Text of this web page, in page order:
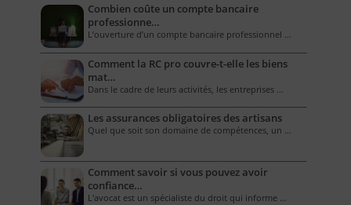
Combien coûte un compte bancaire
professionne…
L’ouverture d’un compte bancaire professionnel …
Comment la RC pro couvre-t-elle les biens
mat…
Dans le cadre de leurs activités, les entreprises …
Les assurances obligatoires des artisans
Quel que soit son domaine de compétences, un …
Comment savoir si vous pouvez avoir
confiance…
L'avocat est un spécialiste du droit qui informe …